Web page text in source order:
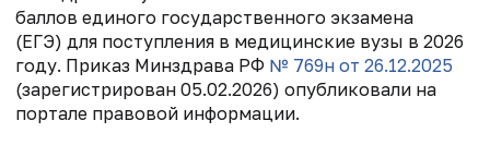
баллов единого государственного экзамена
(ЕГЭ) для поступления в медицинские вузы в 2026
году. Приказ Минздрава РФ № 769н от 26.12.2025
(зарегистрирован 05.02.2026) опубликовали на
портале правовой информации.